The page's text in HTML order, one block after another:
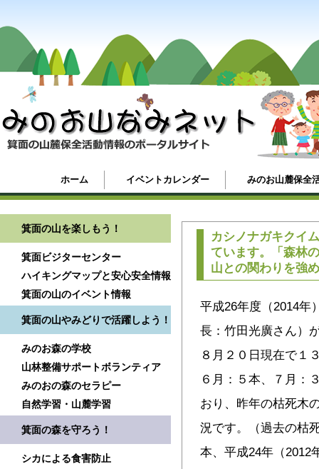
ホーム イベントカレンダー みのお山麓保全
箕面の山を楽しもう！
箕面ビジターセンター
ハイキングマップと安心安全情報
箕面の山のイベント情報
箕面の山やみどりで活躍しよう！
みのお森の学校
山林整備サポートボランティア
みのおの森のセラピー
自然学習・山麓学習
箕面の森を守ろう！
シカによる食害防止
カシノナガキクイ
ています。「森林
山との関わりを強
平成26年度（2014年
長：竹田光廣さん）
８月２０日現在で１
６月：５本、７月：
おり、昨年の枯死木
況です。（過去の枯
本、平成24年（2012